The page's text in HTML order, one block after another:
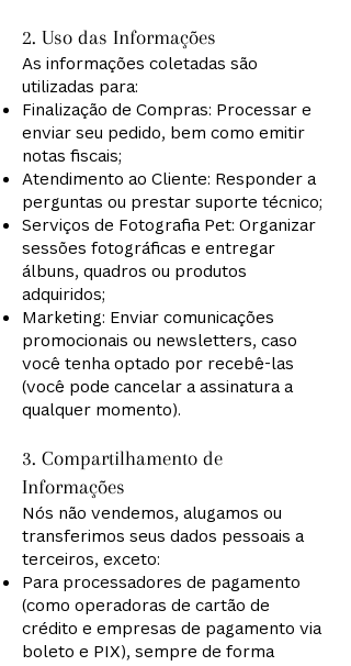
2. Uso das Informações
As informações coletadas são
utilizadas para:
Finalização de Compras: Processar e
enviar seu pedido, bem como emitir
notas fiscais;
Atendimento ao Cliente: Responder a
perguntas ou prestar suporte técnico;
Serviços de Fotografia Pet: Organizar
sessões fotográficas e entregar
álbuns, quadros ou produtos
adquiridos;
Marketing: Enviar comunicações
promocionais ou newsletters, caso
você tenha optado por recebê-las
(você pode cancelar a assinatura a
qualquer momento).
3. Compartilhamento de
Informações
Nós não vendemos, alugamos ou
transferimos seus dados pessoais a
terceiros, exceto:
Para processadores de pagamento
(como operadoras de cartão de
crédito e empresas de pagamento via
boleto e PIX), sempre de forma